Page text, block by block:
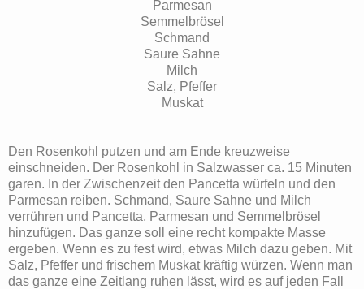
Parmesan
Semmelbrösel
Schmand
Saure Sahne
Milch
Salz, Pfeffer
Muskat
Den Rosenkohl putzen und am Ende kreuzweise
einschneiden. Der Rosenkohl in Salzwasser ca. 15 Minuten
garen. In der Zwischenzeit den Pancetta würfeln und den
Parmesan reiben. Schmand, Saure Sahne und Milch
verrühren und Pancetta, Parmesan und Semmelbrösel
hinzufügen. Das ganze soll eine recht kompakte Masse
ergeben. Wenn es zu fest wird, etwas Milch dazu geben. Mit
Salz, Pfeffer und frischem Muskat kräftig würzen. Wenn man
das ganze eine Zeitlang ruhen lässt, wird es auf jeden Fall